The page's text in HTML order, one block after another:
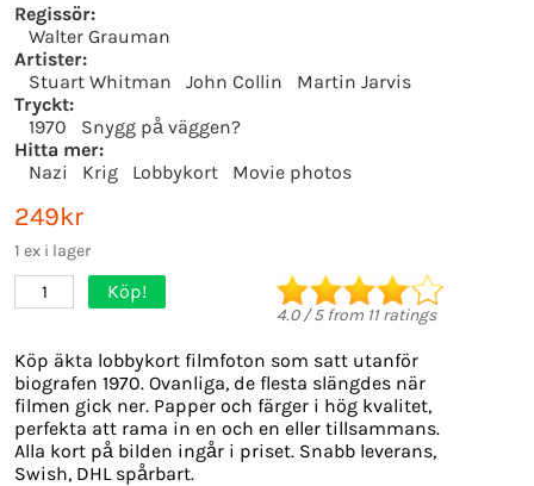
Regissör:
Walter Grauman
Artister:
Stuart Whitman
John Collin
Martin Jarvis
Tryckt:
1970
Snygg på väggen?
Hitta mer:
Nazi
Krig Lobbykort Movie photos
249kr
1 ex i lager
1 Köp!
4.0/5from 11ratings
Köp äkta lobbykort filmfoton som satt utanför
biografen 1970. Ovanliga, de flesta slängdes när
filmen gick ner. Papper och färger i hög kvalitet,
perfekta att rama in en och en eller tillsammans.
Alla kort på bilden ingår i priset. Snabb leverans,
Swish, DHL spårbart.